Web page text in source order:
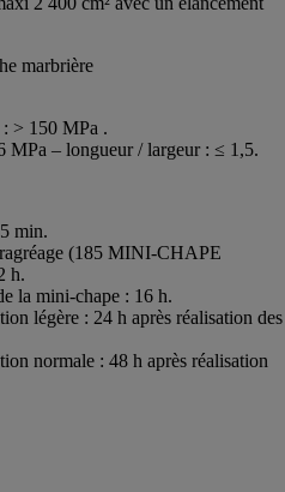
marbrière
: > 150 MPa .
MPa – longueur / largeur : ≤ 1,5.
min.
(185 MINI-CHAPE
h.
la mini-chape : 16 h.
légère : 24 h après réalisation des
normale : 48 h après réalisation